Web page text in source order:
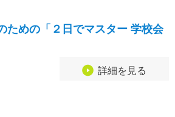
ための「２日でマスター 学校会
詳細を見る